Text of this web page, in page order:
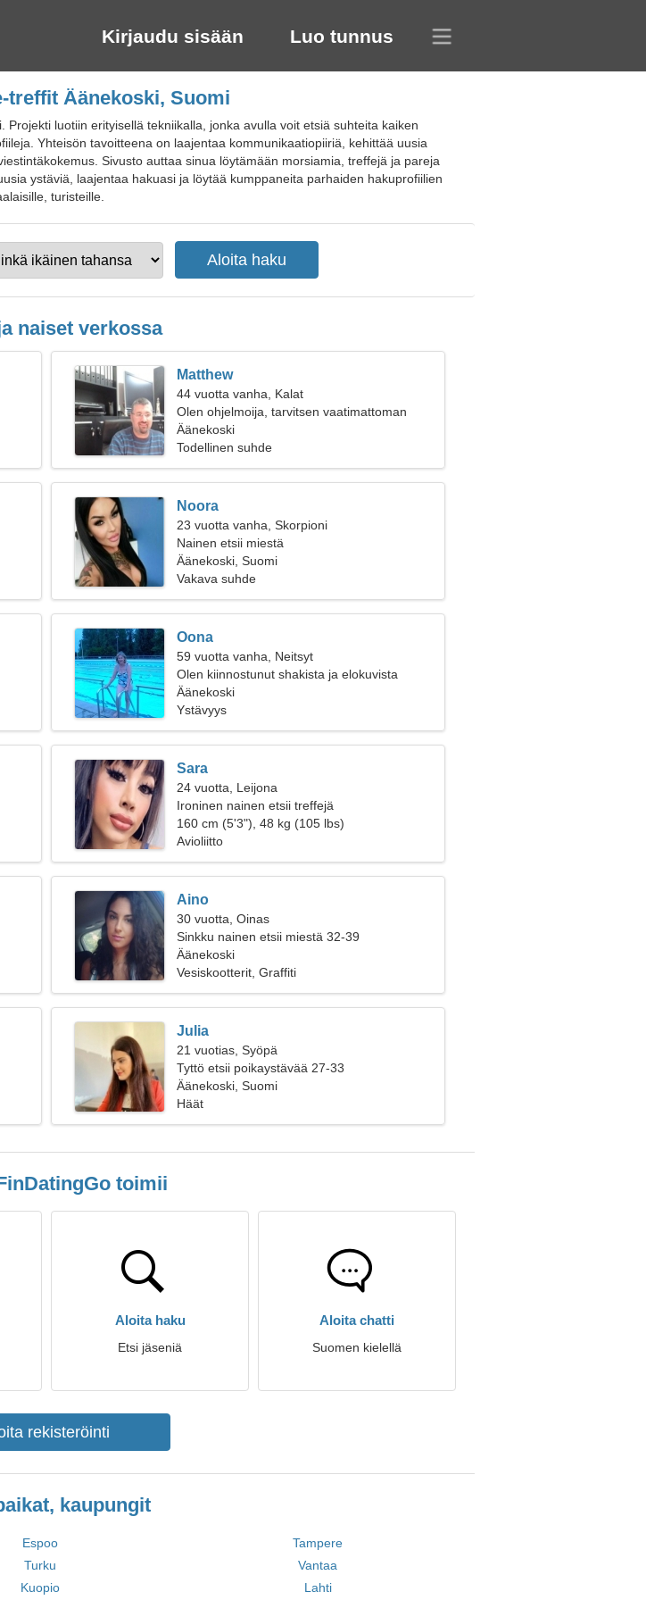
Kirjaudu sisään Luo tunnus
treffit Äänekoski, Suomi
luotiin erityisellä tekniikalla, jonka avulla voit etsiä suhteita kaiken
Yhteisön tavoitteena on laajentaa kommunikaatiopiiriä, kehittää uusia
Sivusto auttaa sinua löytämään morsiamia, treffejä ja pareja
ystäviä, laajentaa hakuasi ja löytää kumppaneita parhaiden hakuprofiilien
turisteille.
naiset verkossa
Matthew
44 vuotta vanha, Kalat
Olen ohjelmoija, tarvitsen vaatimattoman
naisen
Äänekoski
Todellinen suhde
Noora
23 vuotta vanha, Skorpioni
Nainen etsii miestä
Äänekoski, Suomi
Vakava suhde
Oona
59 vuotta vanha, Neitsyt
Olen kiinnostunut shakista ja elokuvista
Äänekoski
Ystävyys
Sara
24 vuotta, Leijona
Ironinen nainen etsii treffejä
160 cm (5'3"), 48 kg (105 lbs)
Avioliitto
Aino
30 vuotta, Oinas
Sinkku nainen etsii miestä 32-39
Äänekoski
Vesiskootterit, Graffiti
Julia
21 vuotias, Syöpä
Tyttö etsii poikaystävää 27-33
Äänekoski, Suomi
Häät
toimii
Aloita haku
Etsi jäseniä
Aloita chatti
Suomen kielellä
rekisteröinti
kaupungit
Espoo
Tampere
Turku
Vantaa
Kuopio Lahti